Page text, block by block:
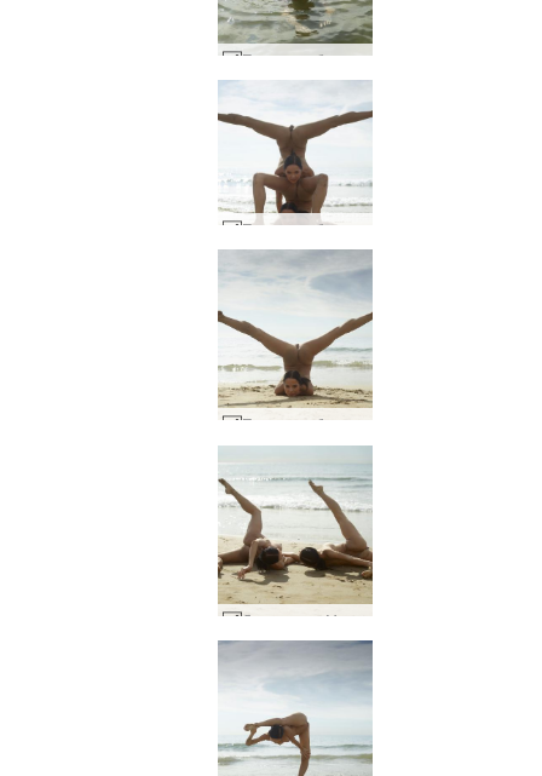
Плажно забавление на Жулиета и Магдалена #42
Плажно забавление на Жулиета и Магдалена #10
Джулиета и Магдалена флекси плажни тела #20